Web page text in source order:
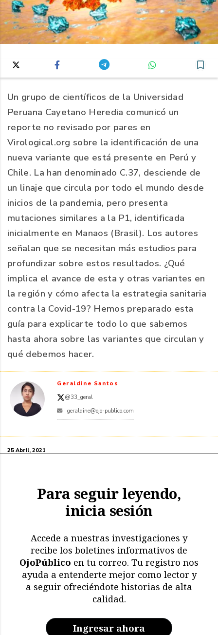
Un grupo de científicos de la Universidad
Peruana Cayetano Heredia comunicó un
reporte no revisado por pares en
Virological.org sobre la identificación de una
nueva variante que está presente en Perú y
Chile. La han denominado C.37, desciende de
un linaje que circula por todo el mundo desde
inicios de la pandemia, pero presenta
mutaciones similares a la P1, identificada
inicialmente en Manaos (Brasil). Los autores
señalan que se necesitan más estudios para
profundizar sobre estos resultados. ¿Qué
implica el avance de esta y otras variantes en
la región y cómo afecta la estrategia sanitaria
contra la Covid-19? Hemos preparado esta
guía para explicarte todo lo que sabemos
hasta ahora sobre las variantes que circulan y
qué debemos hacer.
Geraldine Santos
@33_geral
geraldine@ojo-publico.com
25 Abril, 2021
Para seguir leyendo,
inicia sesión
Accede a nuestras investigaciones y
recibe los boletines informativos de
OjoPúblico en tu correo. Tu registro nos
ayuda a entenderte mejor como lector y
a seguir ofreciéndote historias de alta
calidad.
Ingresar ahora